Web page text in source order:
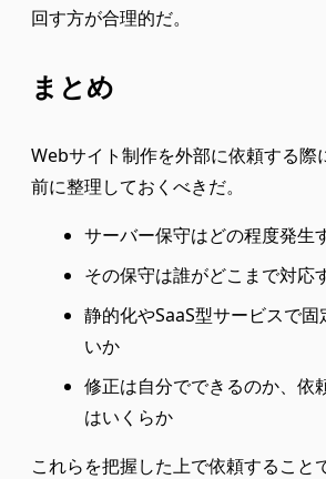
回す方が合理的だ。
まとめ
Webサイト制作を外部に依頼する際
前に整理しておくべきだ。
サーバー保守はどの程度発生
その保守は誰がどこまで対応
静的化やSaaS型サービスで
いか
修正は自分でできるのか、依
はいくらか
これらを把握した上で依頼すること